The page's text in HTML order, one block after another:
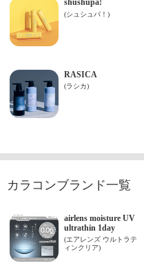
カラコンブランド一覧